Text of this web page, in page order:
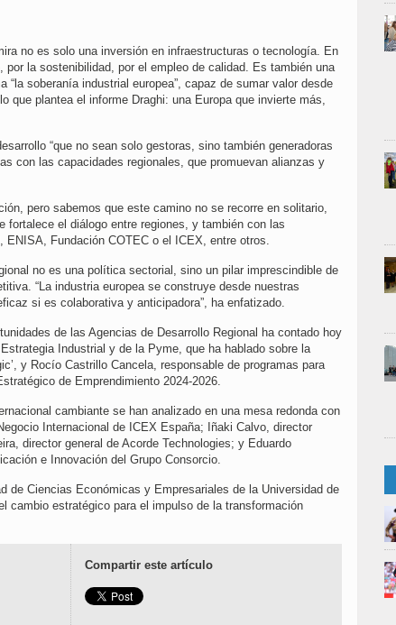
no es solo una inversión en infraestructuras o tecnología. En
por la sostenibilidad, por el empleo de calidad. Es también una
soberanía industrial europea”, capaz de sumar valor desde
que plantea el informe Draghi: una Europa que invierte más,
“que no sean solo gestoras, sino también generadoras
con las capacidades regionales, que promuevan alianzas y
pero sabemos que este camino no se recorre en solitario,
fortalece el diálogo entre regiones, y también con las
Fundación COTEC o el ICEX, entre otros.
no es una política sectorial, sino un pilar imprescindible de
“La industria europea se construye desde nuestras
si es colaborativa y anticipadora”, ha enfatizado.
de las Agencias de Desarrollo Regional ha contado hoy
Industrial y de la Pyme, que ha hablado sobre la
y Rocío Castrillo Cancela, responsable de programas para
de Emprendimiento 2024-2026.
cambiante se han analizado en una mesa redonda con
Internacional de ICEX España; Iñaki Calvo, director
director general de Acorde Technologies; y Eduardo
e Innovación del Grupo Consorcio.
de Ciencias Económicas y Empresariales de la Universidad de
cambio estratégico para el impulso de la transformación
Compartir este artículo